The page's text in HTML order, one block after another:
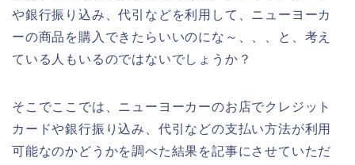
や銀行振り込み、代引などを利用して、ニューヨーカ
ーの商品を購入できたらいいのにな～、、、と、考え
ている人もいるのではないでしょうか？
そこでここでは、ニューヨーカーのお店でクレジット
カードや銀行振り込み、代引などの支払い方法が利用
可能なのかどうかを調べた結果を記事にさせていただ